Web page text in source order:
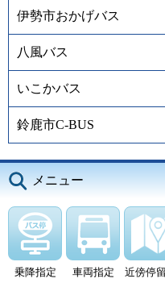
伊勢市おかげバス
八風バス
いこかバス
鈴鹿市C-BUS
メニュー
乗降指定 車両指定 近傍停